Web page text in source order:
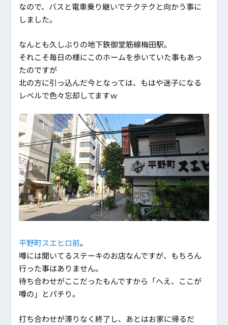
なので、バスと電車乗り継いでテクテクと向かう事に
しました。
なんとも久しぶりの地下鉄御堂筋線梅田駅。
それこそ毎日の様にこのホームを歩いていた事もあっ
たのですが
北の方に引っ込んだ今となっては、もはや迷子になる
レベルで色々忘却してますｗ
平野町スエヒロ前。
噂には聞いてるステーキのお店なんですが、もちろん
行った事はありません。
待ち合わせがここだったもんですから「へえ、ここが
噂の」とパチり。
打ち合わせが滞りなく終了し、あとはお家に帰るだ